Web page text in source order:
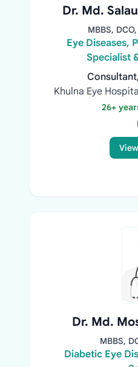
Dr. Md.
MBBS,
Eye Diseases,
Specialist
Khulna Eye
26+
Dr. Md.
MBBS,
Diabetic Eye